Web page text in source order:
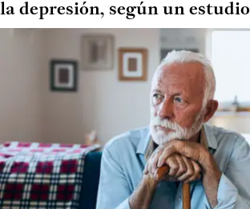
la depresión, según un estudio